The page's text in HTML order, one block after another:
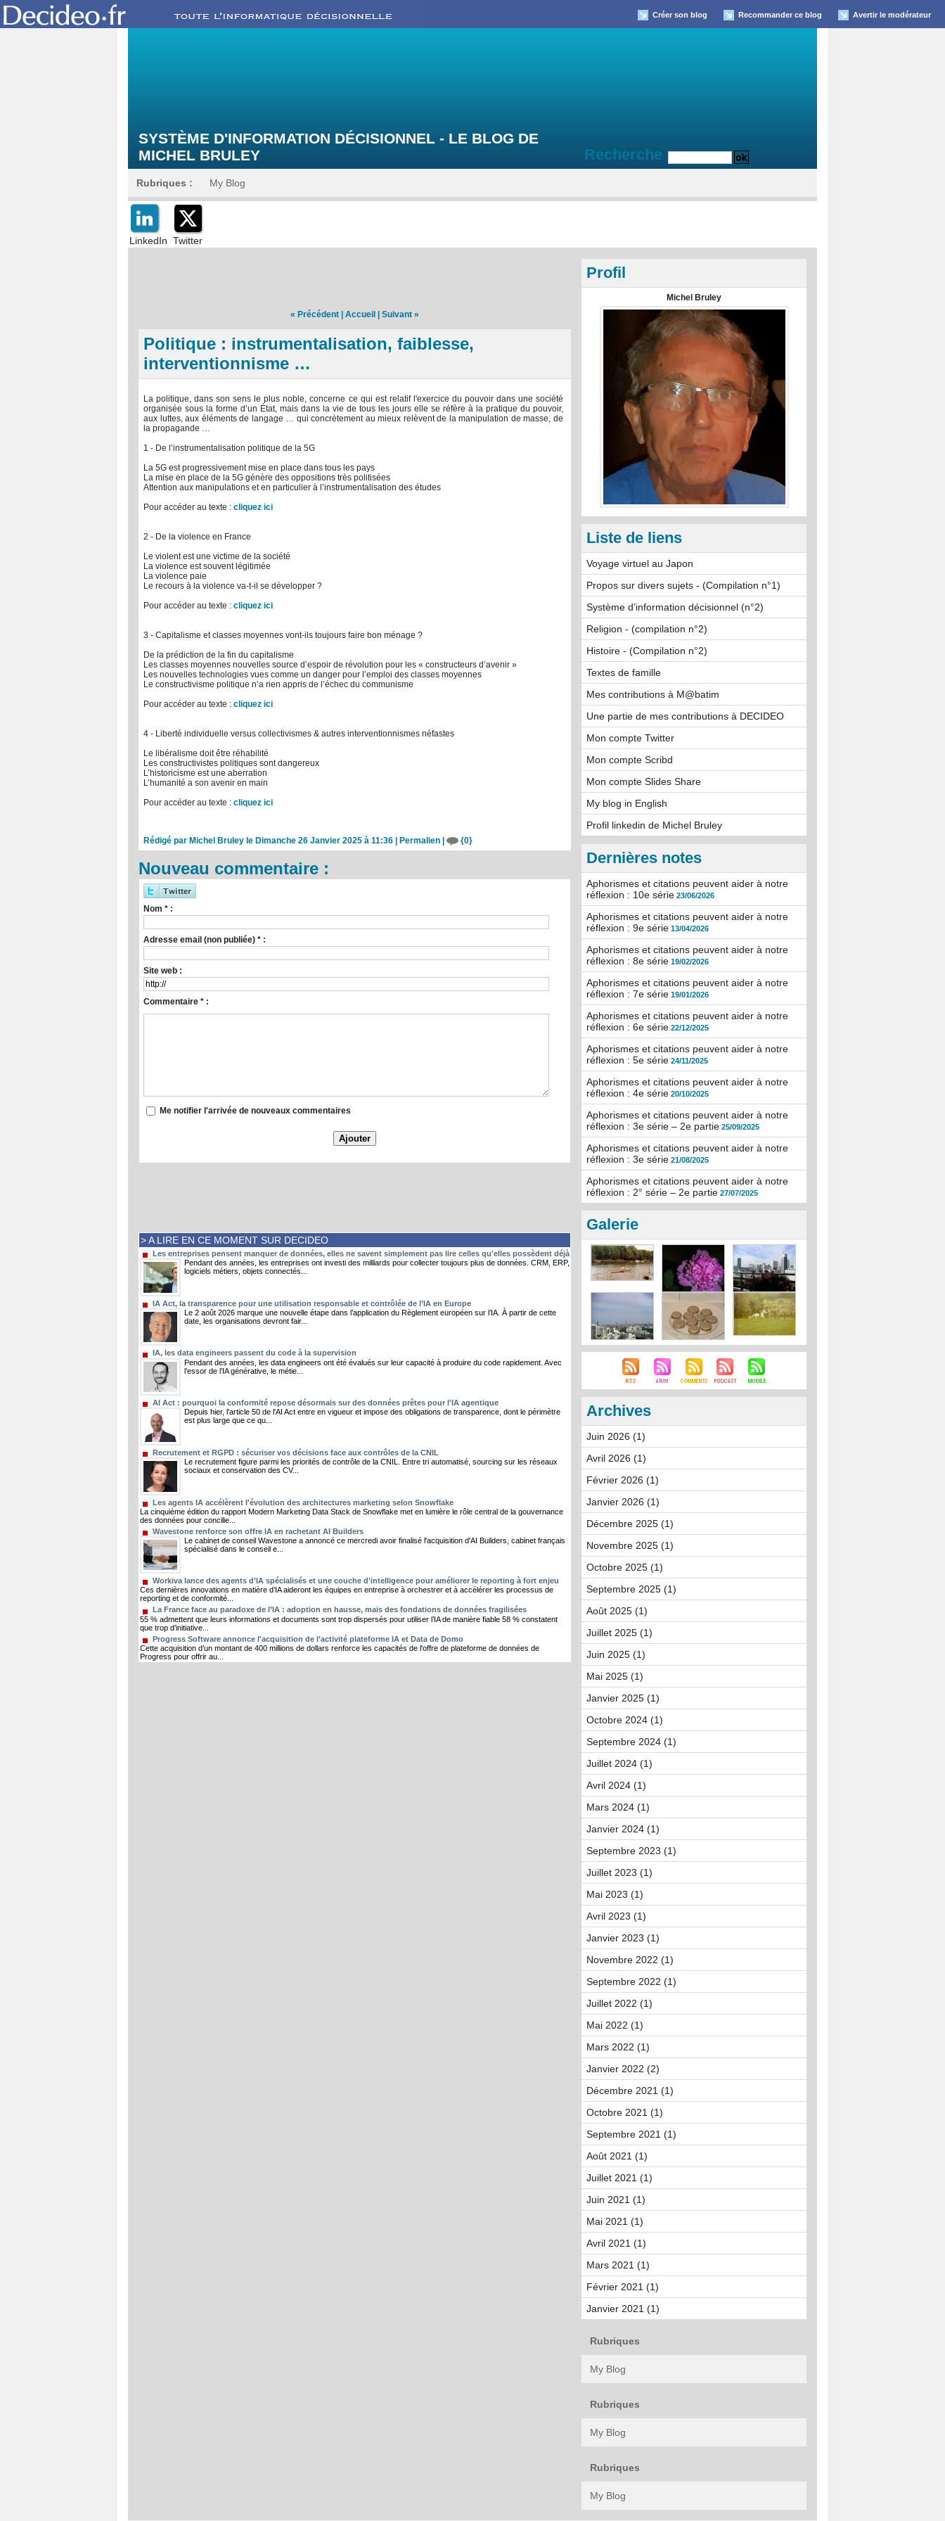
Créer son blog Recommander ce blog Avertir le modérateur
SYSTÈME D'INFORMATION DÉCISIONNEL - LE BLOG DE
MICHEL BRULEY
Recherche
Rubriques : My Blog
LinkedIn Twitter
« Précédent Accueil Suivant »
Politique : instrumentalisation, faiblesse,
interventionnisme …
La politique, dans son sens le plus noble, concerne ce qui est relatif l'exercice du pouvoir dans une société
organisée sous la forme d’un État, mais dans la vie de tous les jours elle se réfère à la pratique du pouvoir,
aux luttes, aux éléments de langage … qui concrètement au mieux relèvent de la manipulation de masse, de
la propagande …
1 - De l’instrumentalisation politique de la 5G
La 5G est progressivement mise en place dans tous les pays
La mise en place de la 5G génère des oppositions très politisées
Attention aux manipulations et en particulier à l’instrumentalisation des études
Pour accéder au texte : cliquez ici
2 - De la violence en France
Le violent est une victime de la société
La violence est souvent légitimée
La violence paie
Le recours à la violence va-t-il se développer ?
Pour accéder au texte : cliquez ici
3 - Capitalisme et classes moyennes vont-ils toujours faire bon ménage ?
De la prédiction de la fin du capitalisme
Les classes moyennes nouvelles source d’espoir de révolution pour les « constructeurs d’avenir »
Les nouvelles technologies vues comme un danger pour l’emploi des classes moyennes
Le constructivisme politique n’a rien appris de l’échec du communisme
Pour accéder au texte : cliquez ici
4 - Liberté individuelle versus collectivismes & autres interventionnismes néfastes
Le libéralisme doit être réhabilité
Les constructivistes politiques sont dangereux
L’historicisme est une aberration
L’humanité a son avenir en main
Pour accéder au texte : cliquez ici
Rédigé par Michel Bruley le Dimanche 26 Janvier 2025 à 11:36 Permalien {0}
Nouveau commentaire :
Nom * :
Adresse email (non publiée) * :
Site web :
Commentaire * :
Me notifier l'arrivée de nouveaux commentaires
> A LIRE EN CE MOMENT SUR DECIDEO
Les entreprises pensent manquer de données, elles ne savent simplement pas lire celles qu'elles possèdent déjà
Pendant des années, les entreprises ont investi des milliards pour collecter toujours plus de données. CRM, ERP,
logiciels métiers, objets connectés...
IA Act, la transparence pour une utilisation responsable et contrôlée de l’IA en Europe
Le 2 août 2026 marque une nouvelle étape dans l’application du Règlement européen sur l’IA. À partir de cette
date, les organisations devront fair...
IA, les data engineers passent du code à la supervision
Pendant des années, les data engineers ont été évalués sur leur capacité à produire du code rapidement. Avec
l’essor de l’IA générative, le métie...
AI Act : pourquoi la conformité repose désormais sur des données prêtes pour l'IA agentique
Depuis hier, l'article 50 de l'AI Act entre en vigueur et impose des obligations de transparence, dont le périmètre
est plus large que ce qu...
Recrutement et RGPD : sécuriser vos décisions face aux contrôles de la CNIL
Le recrutement figure parmi les priorités de contrôle de la CNIL. Entre tri automatisé, sourcing sur les réseaux
sociaux et conservation des CV...
Les agents IA accélèrent l'évolution des architectures marketing selon Snowflake
La cinquième édition du rapport Modern Marketing Data Stack de Snowflake met en lumière le rôle central de la gouvernance
des données pour concilie...
Wavestone renforce son offre IA en rachetant AI Builders
Le cabinet de conseil Wavestone a annoncé ce mercredi avoir finalisé l'acquisition d'AI Builders, cabinet français
spécialisé dans le conseil e...
Workiva lance des agents d’IA spécialisés et une couche d’intelligence pour améliorer le reporting à fort enjeu
Ces dernières innovations en matière d’IA aideront les équipes en entreprise à orchestrer et à accélérer les processus de
reporting et de conformité...
La France face au paradoxe de l’IA : adoption en hausse, mais des fondations de données fragilisées
55 % admettent que leurs informations et documents sont trop dispersés pour utiliser l’IA de manière fiable 58 % constatent
que trop d’initiative...
Progress Software annonce l'acquisition de l’activité plateforme IA et Data de Domo
Cette acquisition d’un montant de 400 millions de dollars renforce les capacités de l'offre de plateforme de données de
Progress pour offrir au...
Profil
Michel Bruley
Liste de liens
Voyage virtuel au Japon
Propos sur divers sujets - (Compilation n°1)
Système d’information décisionnel (n°2)
Religion - (compilation n°2)
Histoire - (Compilation n°2)
Textes de famille
Mes contributions à M@batim
Une partie de mes contributions à DECIDEO
Mon compte Twitter
Mon compte Scribd
Mon compte Slides Share
My blog in English
Profil linkedin de Michel Bruley
Dernières notes
Aphorismes et citations peuvent aider à notre
réflexion : 10e série 23/06/2026
Aphorismes et citations peuvent aider à notre
réflexion : 9e série 13/04/2026
Aphorismes et citations peuvent aider à notre
réflexion : 8e série 19/02/2026
Aphorismes et citations peuvent aider à notre
réflexion : 7e série 19/01/2026
Aphorismes et citations peuvent aider à notre
réflexion : 6e série 22/12/2025
Aphorismes et citations peuvent aider à notre
réflexion : 5e série 24/11/2025
Aphorismes et citations peuvent aider à notre
réflexion : 4e série 20/10/2025
Aphorismes et citations peuvent aider à notre
réflexion : 3e série – 2e partie 25/09/2025
Aphorismes et citations peuvent aider à notre
réflexion : 3e série 21/08/2025
Aphorismes et citations peuvent aider à notre
réflexion : 2° série – 2e partie 27/07/2025
Galerie
Archives
Juin 2026 (1)
Avril 2026 (1)
Février 2026 (1)
Janvier 2026 (1)
Décembre 2025 (1)
Novembre 2025 (1)
Octobre 2025 (1)
Septembre 2025 (1)
Août 2025 (1)
Juillet 2025 (1)
Juin 2025 (1)
Mai 2025 (1)
Janvier 2025 (1)
Octobre 2024 (1)
Septembre 2024 (1)
Juillet 2024 (1)
Avril 2024 (1)
Mars 2024 (1)
Janvier 2024 (1)
Septembre 2023 (1)
Juillet 2023 (1)
Mai 2023 (1)
Avril 2023 (1)
Janvier 2023 (1)
Novembre 2022 (1)
Septembre 2022 (1)
Juillet 2022 (1)
Mai 2022 (1)
Mars 2022 (1)
Janvier 2022 (2)
Décembre 2021 (1)
Octobre 2021 (1)
Septembre 2021 (1)
Août 2021 (1)
Juillet 2021 (1)
Juin 2021 (1)
Mai 2021 (1)
Avril 2021 (1)
Mars 2021 (1)
Février 2021 (1)
Janvier 2021 (1)
Rubriques
My Blog
Rubriques
My Blog
Rubriques
My Blog